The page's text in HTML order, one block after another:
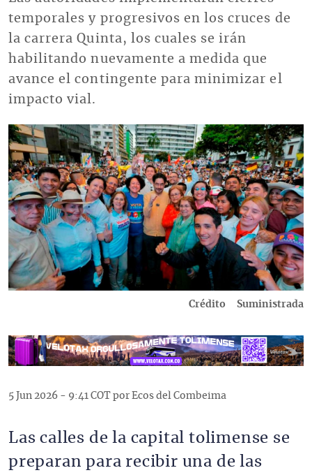
temporales y progresivos en los cruces de
la carrera Quinta, los cuales se irán
habilitando nuevamente a medida que
avance el contingente para minimizar el
impacto vial.
Imagen
Crédito Suministrada
5 Jun 2026 - 9:41 COT por Ecos del Combeima
Las calles de la capital tolimense se
preparan para recibir una de las